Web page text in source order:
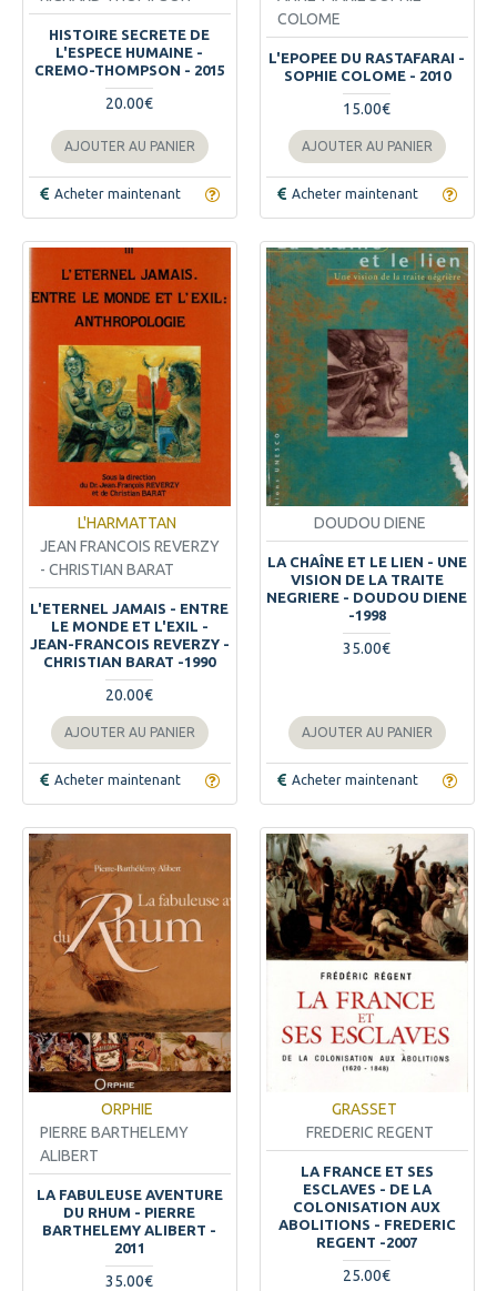
HISTOIRE SECRETE DE
L'ESPECE HUMAINE -
CREMO-THOMPSON - 2015
20.00€
AJOUTER AU PANIER
Acheter maintenant
COLOME
L'EPOPEE DU RASTAFARAI -
SOPHIE COLOME - 2010
15.00€
AJOUTER AU PANIER
Acheter maintenant
L'HARMATTAN
JEAN FRANCOIS REVERZY
- CHRISTIAN BARAT
L'ETERNEL JAMAIS - ENTRE
LE MONDE ET L'EXIL -
JEAN-FRANCOIS REVERZY -
CHRISTIAN BARAT -1990
20.00€
AJOUTER AU PANIER
Acheter maintenant
DOUDOU DIENE
LA CHAÎNE ET LE LIEN - UNE
VISION DE LA TRAITE
NEGRIERE - DOUDOU DIENE
-1998
35.00€
AJOUTER AU PANIER
Acheter maintenant
ORPHIE
PIERRE BARTHELEMY
ALIBERT
LA FABULEUSE AVENTURE
DU RHUM - PIERRE
BARTHELEMY ALIBERT -
2011
35.00€
GRASSET
FREDERIC REGENT
LA FRANCE ET SES
ESCLAVES - DE LA
COLONISATION AUX
ABOLITIONS - FREDERIC
REGENT -2007
25.00€